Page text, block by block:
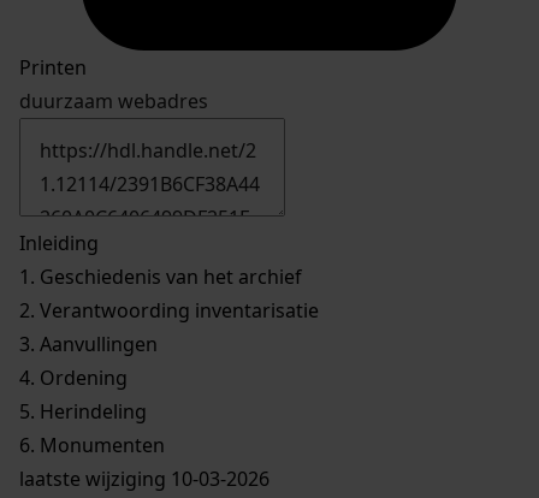
Printen
duurzaam webadres
Inleiding
1. Geschiedenis van het archief
2. Verantwoording inventarisatie
3. Aanvullingen
4. Ordening
5. Herindeling
6. Monumenten
laatste wijziging 10-03-2026